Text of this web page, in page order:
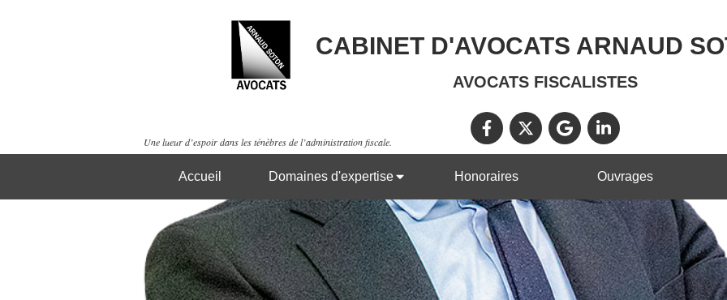
CABINET D'AVOCATS ARNAUD
AVOCATS FISCALISTES
Une lueur d’espoir dans les ténèbres de l’administration fiscale.
Accueil Domaines d'expertise Honoraires Ouvrages